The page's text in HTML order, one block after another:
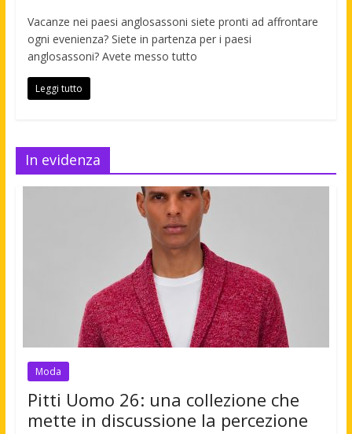
Vacanze nei paesi anglosassoni siete pronti ad affrontare
ogni evenienza? Siete in partenza per i paesi
anglosassoni? Avete messo tutto
Leggi tutto
In evidenza
Moda
Pitti Uomo 26: una collezione che
mette in discussione la percezione